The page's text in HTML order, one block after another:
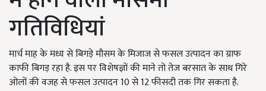
गतिविधियां
मार्च माह के मध्य से बिगड़े मौसम के मिजाज से फसल उत्पादन का ग्राफ
काफी बिगड़ रहा है. इस पर विशेषज्ञों की माने तो तेज बरसात के साथ गिरे
ओलों की वजह से फसल उत्पादन 10 से 12 फीसदी तक गिर सकता है.